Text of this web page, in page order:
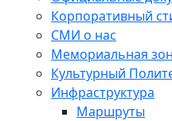
Корпоративный
СМИ о нас
Мемориальная
Культурный
Инфраструктура
Маршруты